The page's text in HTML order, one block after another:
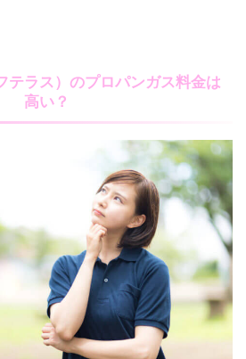
テラス）のプロパンガス料金は
高い？